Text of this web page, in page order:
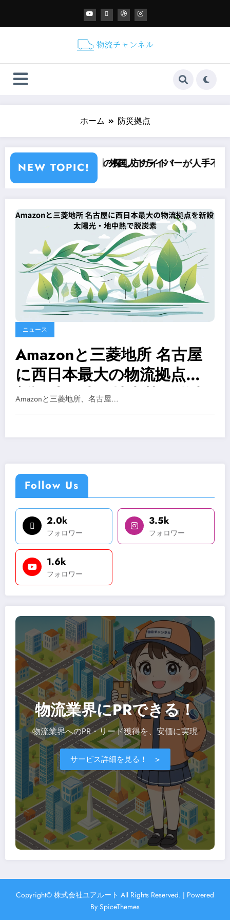
ホーム 防災拠点
NEW TOPIC!
な手続きと仕事の探し方ガイド！
【物流】外国人ドライバーが人手不足を救
ニュース
Amazonと三菱地所 名古屋
に西日本最大の物流拠点を
新設 太陽光・地中熱で脱炭
素
Amazonと三菱地所、名古屋…
Follow Us
2.0k
フォロワー
3.5k
フォロワー
1.6k
フォロワー
物流業界にPRできる！
物流業界へのPR・リード獲得を、安価に実現
サービス詳細を見る！ >
Copyright© 株式会社ユアルート All Rights Reserved. | Powered
By SpiceThemes